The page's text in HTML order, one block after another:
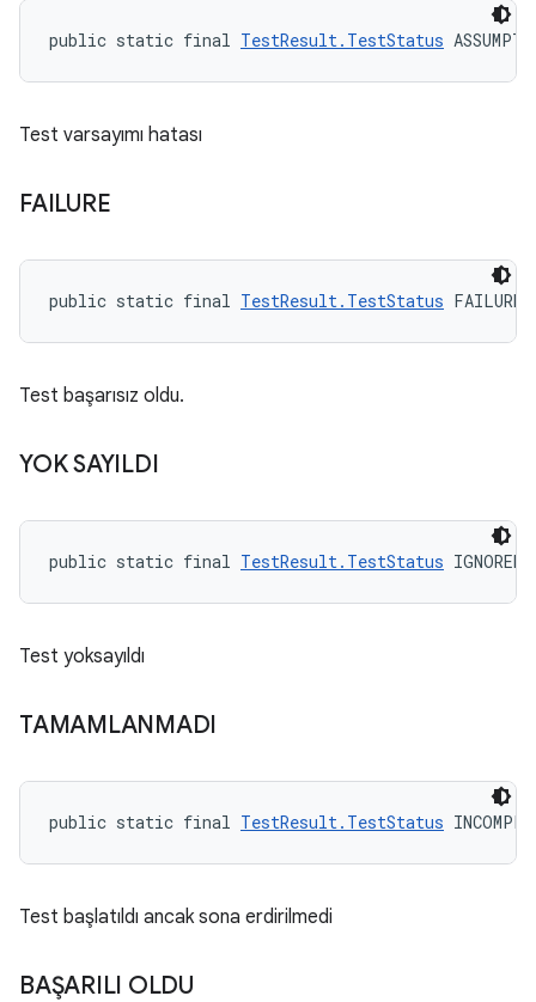
public static final TestResult.TestStatus
Test varsayımı hatası
FAILURE
public static final TestResult.TestStatus FAILURE
Test başarısız oldu.
YOK SAYILDI
public static final TestResult.TestStatus IGNORED
Test yoksayıldı
TAMAMLANMADI
public static final TestResult.TestStatus
Test başlatıldı ancak sona erdirilmedi
BAŞARILI OLDU